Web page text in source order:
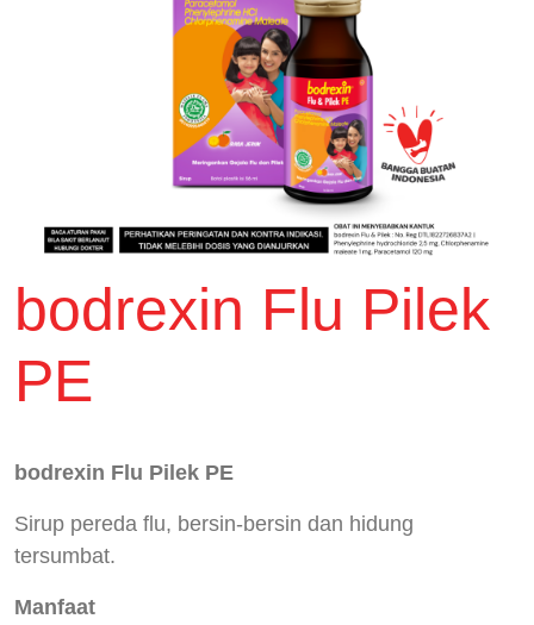
bodrexin Flu Pilek
PE
bodrexin Flu Pilek PE
Sirup pereda flu, bersin-bersin dan hidung
tersumbat.
Manfaat